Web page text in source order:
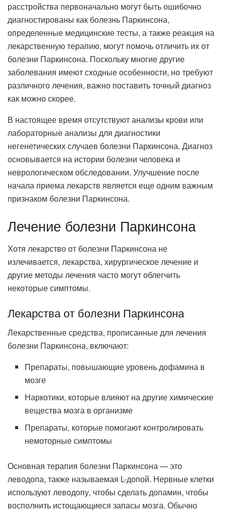
расстройства первоначально могут быть ошибочно
диагностированы как болезнь Паркинсона,
определенные медицинские тесты, а также реакция на
лекарственную терапию, могут помочь отличить их от
болезни Паркинсона. Поскольку многие другие
заболевания имеют сходные особенности, но требуют
различного лечения, важно поставить точный диагноз
как можно скорее.
В настоящее время отсутствуют анализы крови или
лабораторные анализы для диагностики
негенетических случаев болезни Паркинсона. Диагноз
основывается на истории болезни человека и
неврологическом обследовании. Улучшение после
начала приема лекарств является еще одним важным
признаком болезни Паркинсона.
Лечение болезни Паркинсона
Хотя лекарство от болезни Паркинсона не
излечивается, лекарства, хирургическое лечение и
другие методы лечения часто могут облегчить
некоторые симптомы.
Лекарства от болезни Паркинсона
Лекарственные средства, прописанные для лечения
болезни Паркинсона, включают:
Препараты, повышающие уровень дофамина в
мозге
Наркотики, которые влияют на другие химические
вещества мозга в организме
Препараты, которые помогают контролировать
немоторные симптомы
Основная терапия болезни Паркинсона — это
леводопа, также называемая L-допой. Нервные клетки
используют леводопу, чтобы сделать допамин, чтобы
восполнить истощающиеся запасы мозга. Обычно